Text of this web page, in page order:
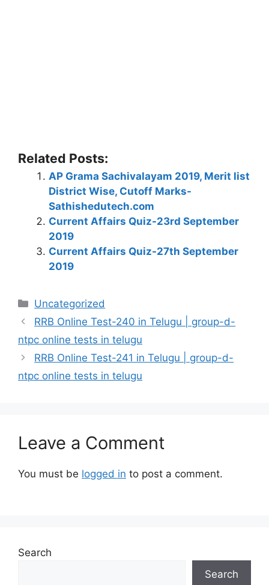
Related Posts:
AP Grama Sachivalayam 2019, Merit list
District Wise, Cutoff Marks-
Sathishedutech.com
Current Affairs Quiz-23rd September
2019
Current Affairs Quiz-27th September
2019
Categories
Uncategorized
RRB Online Test-240 in Telugu | group-d-
ntpc online tests in telugu
RRB Online Test-241 in Telugu | group-d-
ntpc online tests in telugu
Leave a Comment
You must be logged in to post a comment.
Search
Search